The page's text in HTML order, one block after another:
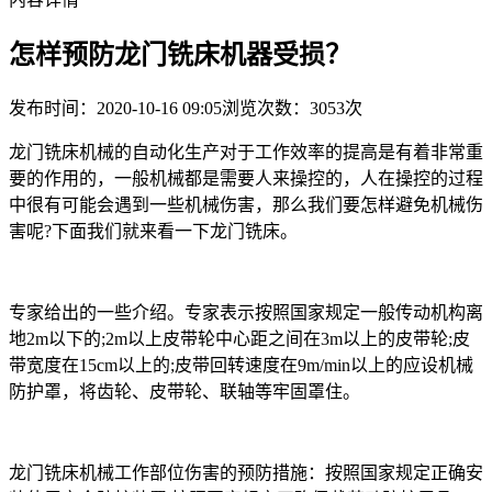
怎样预防龙门铣床机器受损？
发布时间：2020-10-16 09:05浏览次数：3053次
龙门铣床机械的自动化生产对于工作效率的提高是有着非常重
要的作用的，一般机械都是需要人来操控的，人在操控的过程
中很有可能会遇到一些机械伤害，那么我们要怎样避免机械伤
害呢?下面我们就来看一下龙门铣床。
专家给出的一些介绍。专家表示按照国家规定一般传动机构离
地2m以下的;2m以上皮带轮中心距之间在3m以上的皮带轮;皮
带宽度在15cm以上的;皮带回转速度在9m/min以上的应设机械
防护罩，将齿轮、皮带轮、联轴等牢固罩住。
龙门铣床机械工作部位伤害的预防措施：按照国家规定正确安